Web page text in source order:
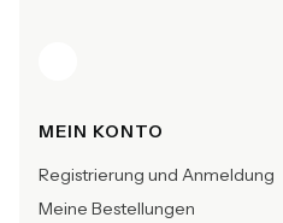
Fußzeilenmenü
MEIN KONTO
Registrierung und Anmeldung
Meine Bestellungen